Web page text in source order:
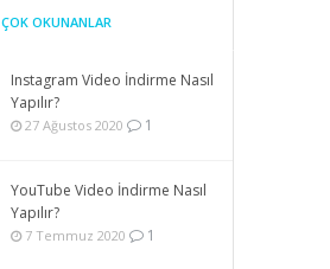
ÇOK OKUNANLAR
Instagram Video İndirme Nasıl
Yapılır?
27 Ağustos 2020 1
YouTube Video İndirme Nasıl
Yapılır?
7 Temmuz 2020 1